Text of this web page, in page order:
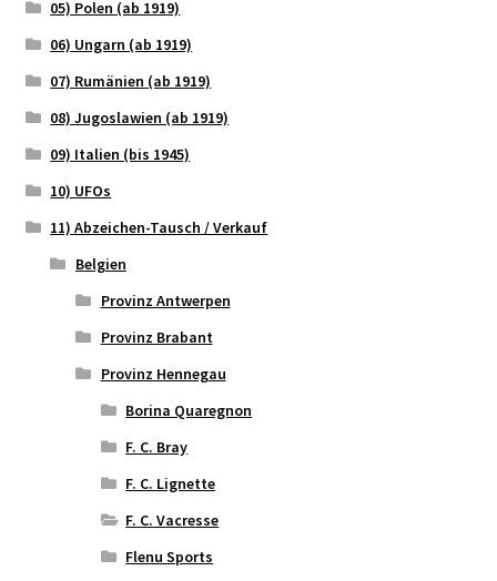
05) Polen (ab 1919)
06) Ungarn (ab 1919)
07) Rumänien (ab 1919)
08) Jugoslawien (ab 1919)
09) Italien (bis 1945)
10) UFOs
11) Abzeichen-Tausch / Verkauf
Belgien
Provinz Antwerpen
Provinz Brabant
Provinz Hennegau
Borina Quaregnon
F. C. Bray
F. C. Lignette
F. C. Vacresse
Flenu Sports